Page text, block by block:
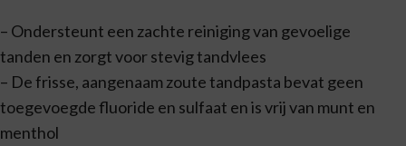
– Ondersteunt een zachte reiniging van gevoelige
tanden en zorgt voor stevig tandvlees
– De frisse, aangenaam zoute tandpasta bevat geen
toegevoegde fluoride en sulfaat en is vrij van munt en
menthol